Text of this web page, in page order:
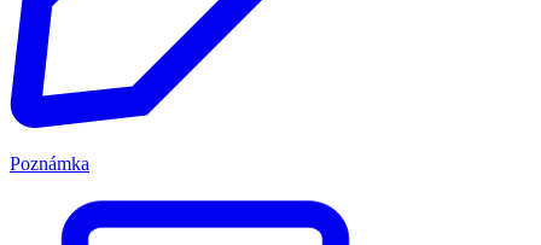
Poznámka